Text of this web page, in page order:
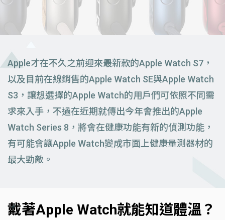
Apple才在不久之前迎來最新款的Apple Watch S7，
以及目前在線銷售的Apple Watch SE與Apple Watch
S3，讓想選擇的Apple Watch的用戶們可依照不同需
求來入手，不過在近期就傳出今年會推出的Apple
Watch Series 8，將會在健康功能有新的偵測功能，
有可能會讓Apple Watch變成市面上健康量測器材的
最大勁敵。
戴著Apple Watch就能知道體溫？